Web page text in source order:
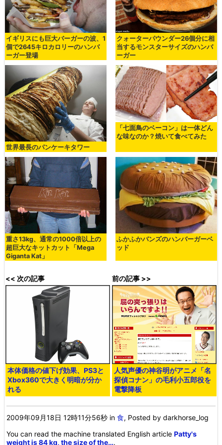
イギリスにも巨大バーガーの波、1
個で2645キロカロリーのハンバ
ーガー登場
クォーターパウンダー26個分に相
当するモンスターサイズのハンバ
ーガー
世界最長のパンケーキタワー
「七面鳥のベーコン」は一体どん
な味なのか？焼いて食べてみた
重さ13kg、通常の1000倍以上の
超巨大なキットカット「Mega
Giganta Kat」
ふかふかバンズのハンバーガーベ
ッド
<< 次の記事
本体価格の値下げ効果、PS3と
Xbox360で大きく明暗が分か
れる
前の記事 >>
人気声優の神谷明がアニメ「名
探偵コナン」の毛利小五郎役を
電撃降板
2009年09月18日 12時11分56秒 in食, Posted by darkhorse_log
You can read the machine translated English articlePatty's
weight is 84 kg, the size of the….